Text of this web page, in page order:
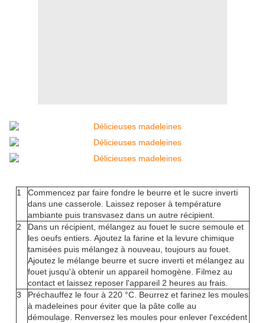
1
Commencez par faire fondre le beurre et le sucre inverti
dans une casserole. Laissez reposer à température
ambiante puis transvasez dans un autre récipient.
2
Dans un récipient, mélangez au fouet le sucre semoule et
les oeufs entiers. Ajoutez la farine et la levure chimique
tamisées puis mélangez à nouveau, toujours au fouet.
Ajoutez le mélange beurre et sucre inverti et mélangez au
fouet jusqu'à obtenir un appareil homogène. Filmez au
contact et laissez reposer l'appareil 2 heures au frais.
3
Préchauffez le four à 220 °C. Beurrez et farinez les moules
à madeleines pour éviter que la pâte colle au
démoulage. Renversez les moules pour enlever l'excédent